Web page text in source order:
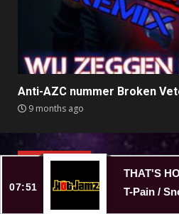
Anti-AZC nummer Broken
9 months ago
HOT JAMZ
Welcome to Hot Jamz Radio!
wherever you are. Get your
07:51
THAT'S
T-Pain /